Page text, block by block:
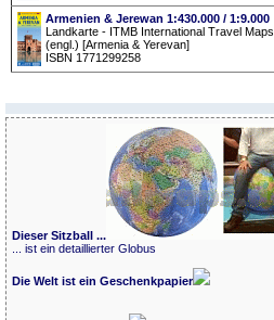
Armenien & Jerewan 1:430.000 / 1:9.000
Landkarte - ITMB International Travel Maps
(engl.) [Armenia & Yerevan]
ISBN 1771299258
Dieser Sitzball ...
... ist ein detaillierter Globus
Die Welt ist ein Geschenkpapier